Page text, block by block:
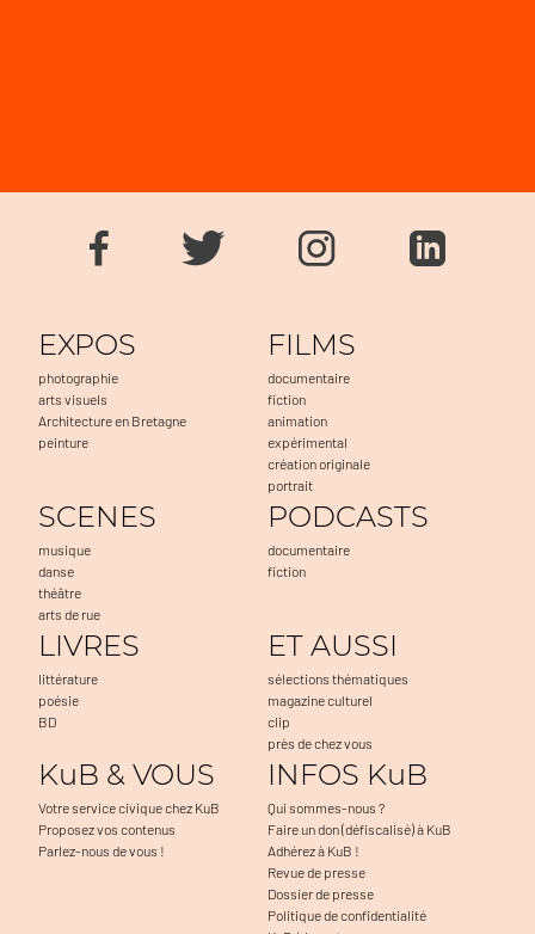
EXPOS
photographie
arts visuels
Architecture en Bretagne
peinture
FILMS
documentaire
fiction
animation
expérimental
création originale
portrait
SCENES
musique
danse
théâtre
arts de rue
PODCASTS
documentaire
fiction
LIVRES
littérature
poésie
BD
ET AUSSI
sélections thématiques
magazine culturel
clip
près de chez vous
KuB & VOUS
Votre service civique chez KuB
Proposez vos contenus
Parlez-nous de vous !
INFOS KuB
Qui sommes-nous ?
Faire un don (défiscalisé) à KuB
Adhérez à KuB !
Revue de presse
Dossier de presse
Politique de confidentialité